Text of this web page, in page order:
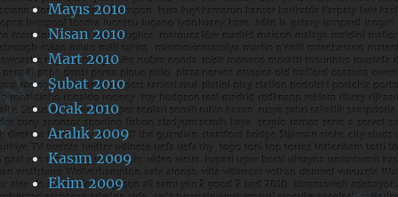
Mayıs 2010
Nisan 2010
Mart 2010
Şubat 2010
Ocak 2010
Aralık 2009
Kasım 2009
Ekim 2009